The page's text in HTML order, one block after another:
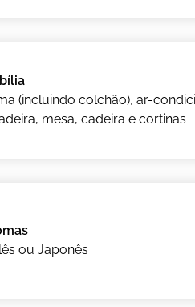
(incluindo colchão), ar-
mesa, cadeira e cortinas
ou Japonês